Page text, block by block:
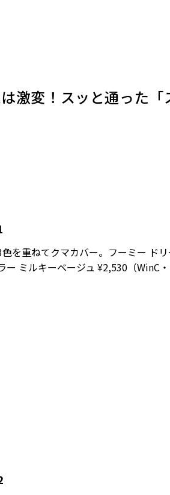
激変！スッと通った「
を重ねてクマカバー。フーミー ド
ー ミルキーベージュ ¥2,530（WinC・